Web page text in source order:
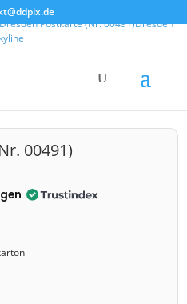
Postkarte (Nr. 00491)Dresden
00491)